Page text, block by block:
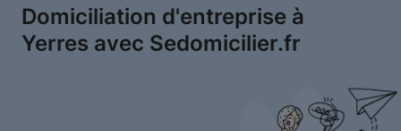
Domiciliation d'entreprise à
Yerres avec Sedomicilier.fr